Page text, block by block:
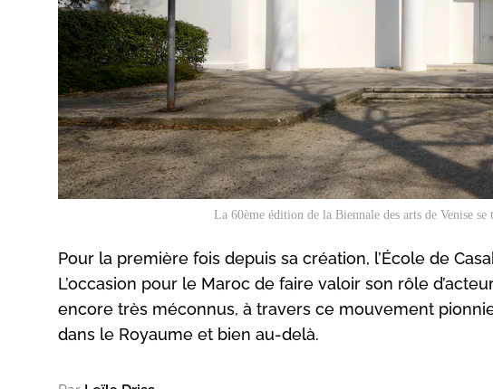
La 60ème édition de la Biennale des arts de Venise
Pour la première fois depuis sa création, l’École de
L’occasion pour le Maroc de faire valoir son rôle
encore très méconnus, à travers ce mouvement
dans le Royaume et bien au-delà.